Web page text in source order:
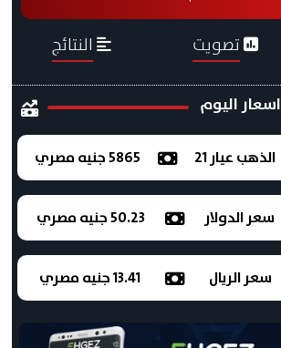
تصويت النتائج
اسعار اليوم
الذهب عيار 21 5865 جنيه مصري
سعر الدولار 50.23 جنيه مصري
سعر الريال 13.41 جنيه مصري